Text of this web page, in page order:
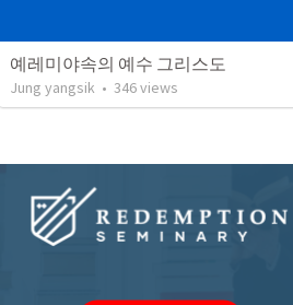
예레미야속의 예수 그리스도
Jung yangsik • 346views